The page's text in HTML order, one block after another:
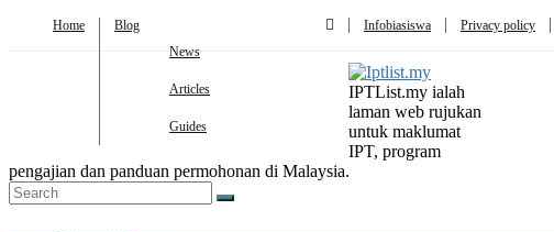
Home
Blog
News
Articles
Guides
Infobiasiswa Privacy policy
IPTList.my ialah
laman web rujukan
untuk maklumat
IPT, program
pengajian dan panduan permohonan di Malaysia.